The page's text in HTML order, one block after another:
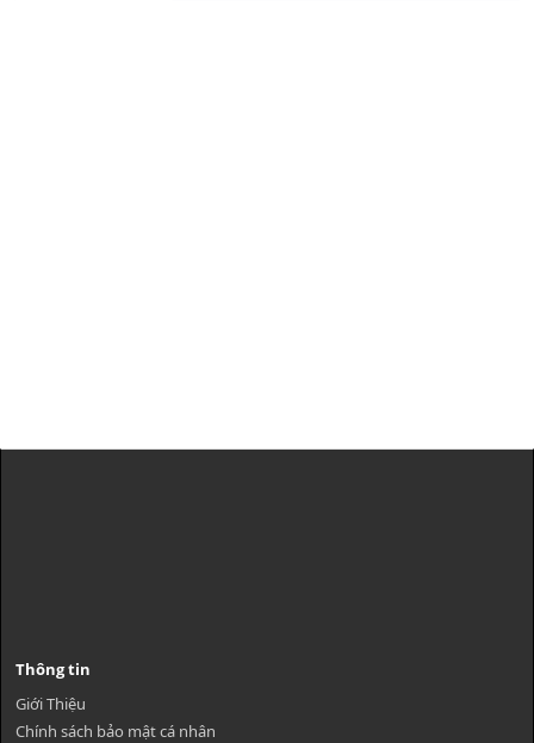
Thông tin
Giới Thiệu
Chính sách bảo mật cá nhân